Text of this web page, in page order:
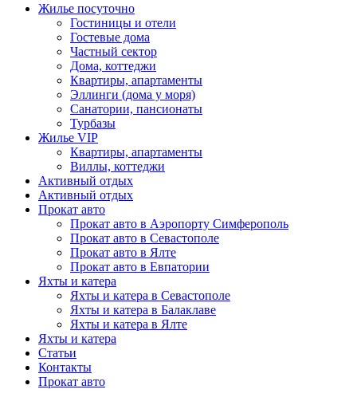
Жилье посуточно
Гостиницы и отели
Гостевые дома
Частный сектор
Дома, коттеджи
Квартиры, апартаменты
Эллинги (дома у моря)
Санатории, пансионаты
Турбазы
Жилье VIP
Квартиры, апартаменты
Виллы, коттеджи
Активный отдых
Активный отдых
Прокат авто
Прокат авто в Аэропорту Симферополь
Прокат авто в Севастополе
Прокат авто в Ялте
Прокат авто в Евпатории
Яхты и катера
Яхты и катера в Севастополе
Яхты и катера в Балаклаве
Яхты и катера в Ялте
Яхты и катера
Статьи
Контакты
Прокат авто